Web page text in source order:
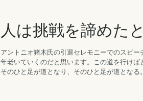
人は挑戦を諦めた
アントニオ猪木氏の引退セレモニーでのスピ
年老いていくのだと思います。この道を行けば
そのひと足が道となり、そのひと足が道となる